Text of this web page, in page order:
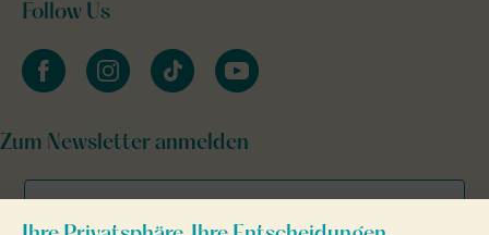
Follow Us
facebookinstagramtiktok youtube
Zum Newsletter anmelden